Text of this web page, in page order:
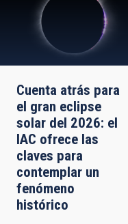
Cuenta atrás para
el gran eclipse
solar del 2026: el
IAC ofrece las
claves para
contemplar un
fenómeno
histórico